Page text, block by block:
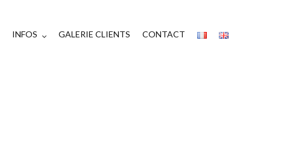
INFOS GALERIE CLIENTS CONTACT